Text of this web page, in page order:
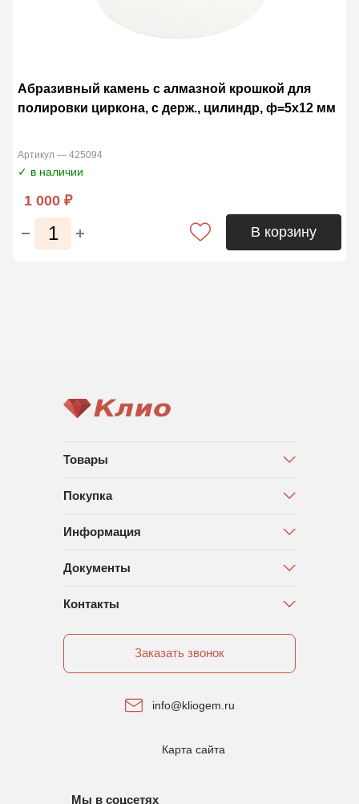
Абразивный камень с алмазной крошкой для
полировки циркона, с держ., цилиндр, ф=5х12 мм
Артикул — 425094
✓ в наличии
1 000 ₽
В корзину
Товары
Покупка
Информация
Документы
Контакты
Заказать звонок
info@kliogem.ru
Карта сайта
Мы в соцсетях